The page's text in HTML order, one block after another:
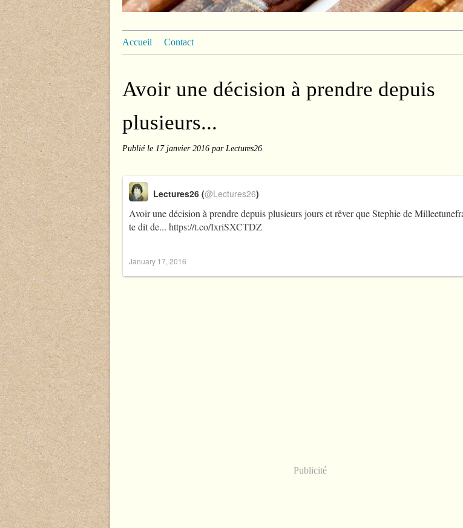
Accueil Contact
Avoir une décision à prendre depuis
plusieurs...
Publié le 17 janvier 2016 par Lectures26
Avoir une décision à prendre depuis plusieurs jours et rêver que Stephie de
te dit de... https://t.co/IxriSXCTDZ
Lectures26 (@Lectures26)
January 17, 2016
Publicité